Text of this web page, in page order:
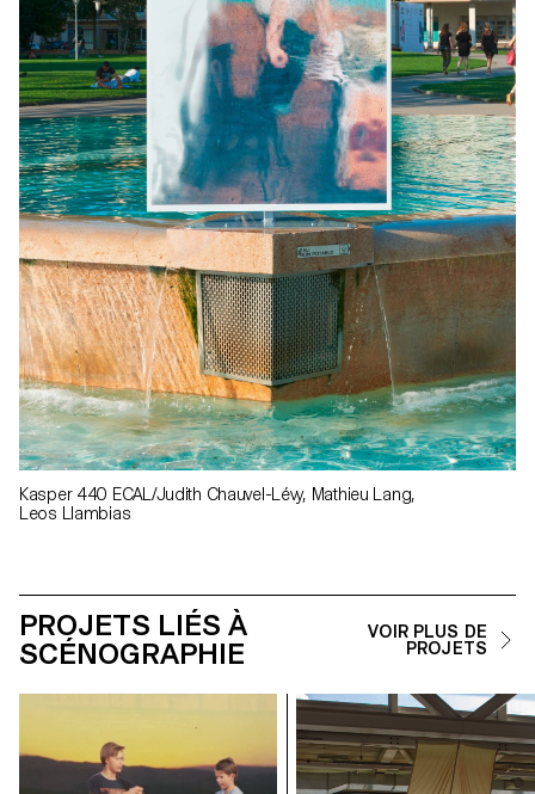
Kasper 440 ECAL/Judith Chauvel-Lévy, Mathieu Lang,
Leos Llambias
PROJETS LIÉS À
SCÉNOGRAPHIE
VOIR PLUS DE
PROJETS